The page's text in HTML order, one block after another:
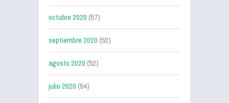
octubre 2020(57)
septiembre 2020(52)
agosto 2020(52)
julio 2020(54)